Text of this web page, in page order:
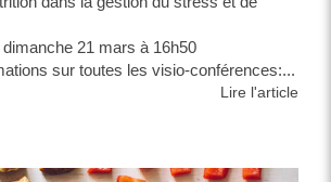
21 mars à 16h50
sur toutes les visio-conférences:...
Lire l'article